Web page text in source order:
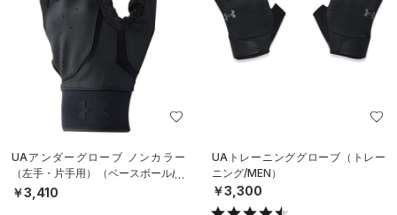
UAアンダーグローブ ノンカラー
（左手・片手用）（ベースボール/M
EN）
￥3,410
UAトレーニンググローブ（トレー
ニング/MEN）
￥3,300